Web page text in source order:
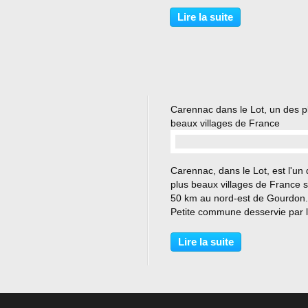
de l'excellent accueil des
propriétaires que de la qualité
Lire la suite
Carennac dans le Lot, un des
beaux villages de France
Carennac, dans le Lot, est l'un
plus beaux villages de France
50 km au nord-est de Gourdon.
Petite commune desservie par
d'Aurillac à Brive, Carennac se
trouve au centre d'une région
Lire la suite